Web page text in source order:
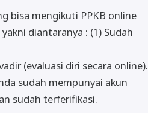
bisa mengikuti PPKB online
diantaranya : (1) Sudah
(evaluasi diri secara online).
sudah mempunyai akun
sudah terferifikasi.